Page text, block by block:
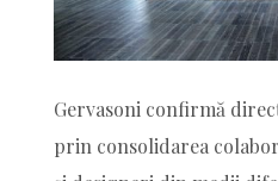
Gervasoni confirmă
prin consolidarea